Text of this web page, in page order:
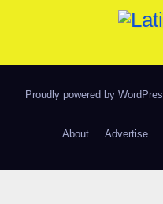
Proudly powered by
About Advertise